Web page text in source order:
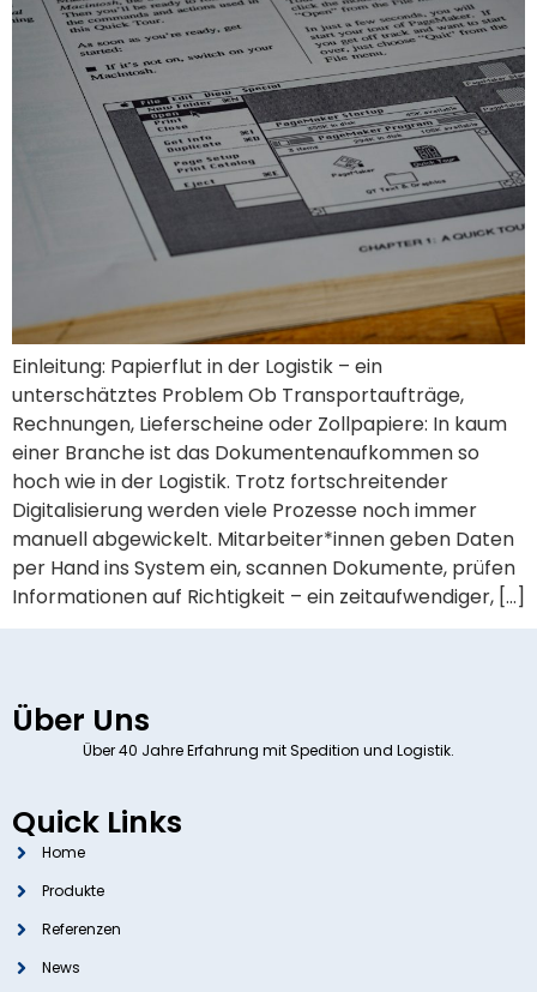
Einleitung: Papierflut in der Logistik – ein
unterschätztes Problem Ob Transportaufträge,
Rechnungen, Lieferscheine oder Zollpapiere: In kaum
einer Branche ist das Dokumentenaufkommen so
hoch wie in der Logistik. Trotz fortschreitender
Digitalisierung werden viele Prozesse noch immer
manuell abgewickelt. Mitarbeiter*innen geben Daten
per Hand ins System ein, scannen Dokumente, prüfen
Informationen auf Richtigkeit – ein zeitaufwendiger, […]
Über Uns
Über 40 Jahre Erfahrung mit Spedition und Logistik.
Quick Links
Home
Produkte
Referenzen
News